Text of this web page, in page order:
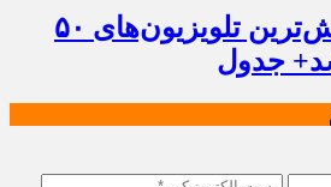
قیمت روز پرفروش‌ترین تلویزیون‌های ۵۰
شد+ جدول